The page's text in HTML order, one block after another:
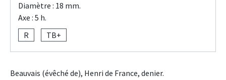
Diamètre : 18 mm.
Axe : 5 h.
R
TB+
Beauvais (évêché de), Henri de France, denier.